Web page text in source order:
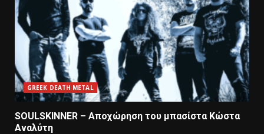
GREEK DEATH METAL
SOULSKINNER – Αποχώρηση του μπασίστα Κώστα
Αναλύτη